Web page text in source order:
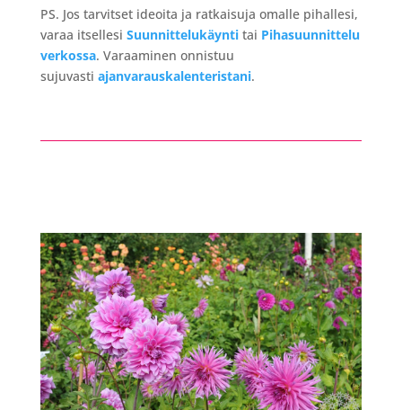
PS. Jos tarvitset ideoita ja ratkaisuja omalle pihallesi,
varaa itsellesi Suunnittelukäyntitai Pihasuunnittelu
verkossa. Varaaminen onnistuu
sujuvasti ajanvarauskalenteristani.